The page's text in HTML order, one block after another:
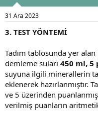
31 Ara 2023
3. TEST YÖNTEMİ
Tadım tablosunda yer
demleme suları 450 ml, 5
suyuna ilgili minerallerin
eklenerek hazırlanmıştır.
ve 5 üzerinden
verilmiş puanların